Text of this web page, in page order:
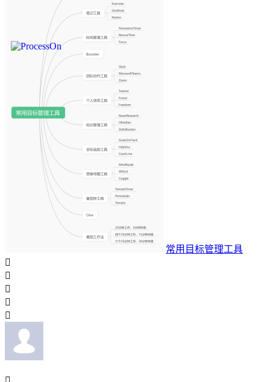
常用目标管理工具




